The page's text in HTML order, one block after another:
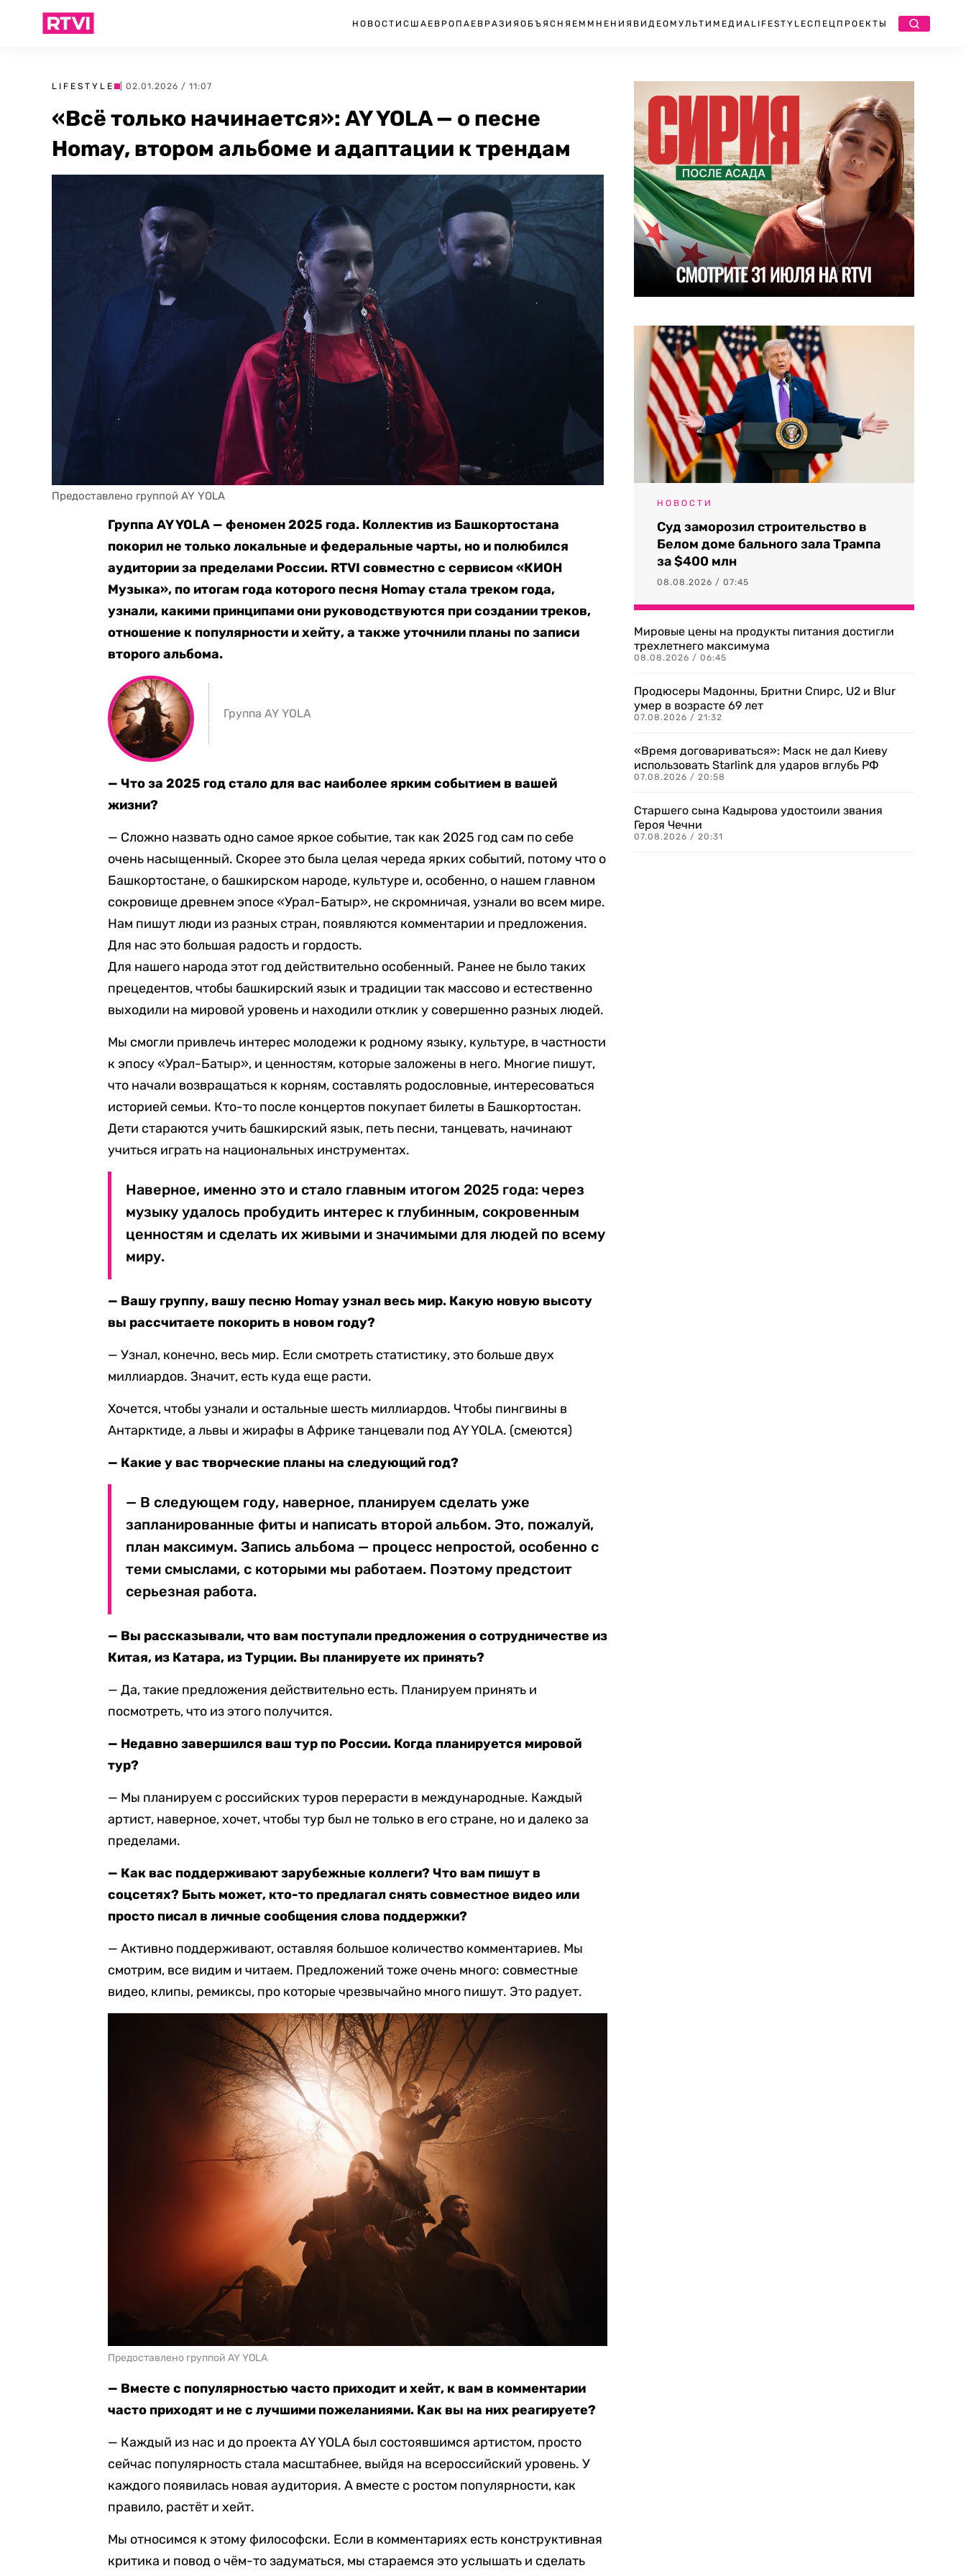
НОВОСТИ США ЕВРОПА ЕВРАЗИЯ ОБЪЯСНЯЕМ МНЕНИЯ ВИДЕО МУЛЬТИМЕДИА LIFESTYLEСПЕЦПРОЕКТЫ
LIFESTYLE | 02.01.2026 / 11:07
«Всё только начинается»: AY YOLA — о песне
Homay, втором альбоме и адаптации к трендам
Предоставлено группой AY YOLA
Группа AY YOLA — феномен 2025 года. Коллектив из Башкортостана
покорил не только локальные и федеральные чарты, но и полюбился
аудитории за пределами России. RTVI совместно с сервисом «КИОН
Музыка», по итогам года которого песня Homay стала треком года,
узнали, какими принципами они руководствуются при создании треков,
отношение к популярности и хейту, а также уточнили планы по записи
второго альбома.
Группа AY YOLA
— Что за 2025 год стало для вас наиболее ярким событием в вашей
жизни?
— Сложно назвать одно самое яркое событие, так как 2025 год сам по себе
очень насыщенный. Скорее это была целая череда ярких событий, потому что о
Башкортостане, о башкирском народе, культуре и, особенно, о нашем главном
сокровище древнем эпосе «Урал-Батыр», не скромничая, узнали во всем мире.
Нам пишут люди из разных стран, появляются комментарии и предложения.
Для нас это большая радость и гордость.
Для нашего народа этот год действительно особенный. Ранее не было таких
прецедентов, чтобы башкирский язык и традиции так массово и естественно
выходили на мировой уровень и находили отклик у совершенно разных людей.
Мы смогли привлечь интерес молодежи к родному языку, культуре, в частности
к эпосу «Урал-Батыр», и ценностям, которые заложены в него. Многие пишут,
что начали возвращаться к корням, составлять родословные, интересоваться
историей семьи. Кто-то после концертов покупает билеты в Башкортостан.
Дети стараются учить башкирский язык, петь песни, танцевать, начинают
учиться играть на национальных инструментах.
Наверное, именно это и стало главным итогом 2025 года: через
музыку удалось пробудить интерес к глубинным, сокровенным
ценностям и сделать их живыми и значимыми для людей по всему
миру.
— Вашу группу, вашу песню Homay узнал весь мир. Какую новую высоту
вы рассчитаете покорить в новом году?
— Узнал, конечно, весь мир. Если смотреть статистику, это больше двух
миллиардов. Значит, есть куда еще расти.
Хочется, чтобы узнали и остальные шесть миллиардов. Чтобы пингвины в
Антарктиде, а львы и жирафы в Африке танцевали под AY YOLA. (смеются)
— Какие у вас творческие планы на следующий год?
— В следующем году, наверное, планируем сделать уже
запланированные фиты и написать второй альбом. Это, пожалуй,
план максимум. Запись альбома — процесс непростой, особенно с
теми смыслами, с которыми мы работаем. Поэтому предстоит
серьезная работа.
— Вы рассказывали, что вам поступали предложения о сотрудничестве из
Китая, из Катара, из Турции. Вы планируете их принять?
— Да, такие предложения действительно есть. Планируем принять и
посмотреть, что из этого получится.
— Недавно завершился ваш тур по России. Когда планируется мировой
тур?
— Мы планируем с российских туров перерасти в международные. Каждый
артист, наверное, хочет, чтобы тур был не только в его стране, но и далеко за
пределами.
— Как вас поддерживают зарубежные коллеги? Что вам пишут в
соцсетях? Быть может, кто-то предлагал снять совместное видео или
просто писал в личные сообщения слова поддержки?
— Активно поддерживают, оставляя большое количество комментариев. Мы
смотрим, все видим и читаем. Предложений тоже очень много: совместные
видео, клипы, ремиксы, про которые чрезвычайно много пишут. Это радует.
Предоставлено группой AY YOLA
— Вместе с популярностью часто приходит и хейт, к вам в комментарии
часто приходят и не с лучшими пожеланиями. Как вы на них реагируете?
— Каждый из нас и до проекта AY YOLA был состоявшимся артистом, просто
сейчас популярность стала масштабнее, выйдя на всероссийский уровень. У
каждого появилась новая аудитория. А вместе с ростом популярности, как
правило, растёт и хейт.
Мы относимся к этому философски. Если в комментариях есть конструктивная
критика и повод о чём-то задуматься, мы стараемся это услышать и сделать
НОВОСТИ
Суд заморозил строительство в
Белом доме бального зала Трампа
за $400 млн
08.08.2026 / 07:45
Мировые цены на продукты питания достигли
трехлетнего максимума
08.08.2026 / 06:45
Продюсеры Мадонны, Бритни Спирс, U2 и Blur
умер в возрасте 69 лет
07.08.2026 / 21:32
«Время договариваться»: Маск не дал Киеву
использовать Starlink для ударов вглубь РФ
07.08.2026 / 20:58
Старшего сына Кадырова удостоили звания
Героя Чечни
07.08.2026 / 20:31